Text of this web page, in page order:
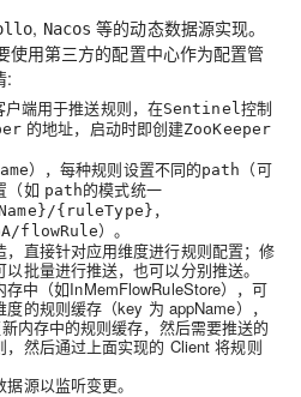
, Nacos 等的动态数据源实现。
使用第三方的配置中心作为配置管
:
端用于推送规则，在Sentinel控制
的地址，启动时即创建ZooKeeper
），每种规则设置不同的path
（可
（如 path的模式统一
{ruleType} ，
flowRule）。
直接针对应用维度进行规则配置；修
批量进行推送，也可以分别推送。
中（如InMemFlowRuleStore），可
的规则缓存（key 为 appName），
内存中的规则缓存，然后需要推送的
然后通过上面实现的 Client 将规则
源以监听变更。